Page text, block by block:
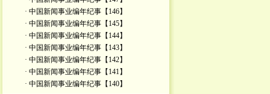
· 中国新闻事业编年纪事【146】
· 中国新闻事业编年纪事【145】
· 中国新闻事业编年纪事【144】
· 中国新闻事业编年纪事【143】
· 中国新闻事业编年纪事【142】
· 中国新闻事业编年纪事【141】
· 中国新闻事业编年纪事【140】